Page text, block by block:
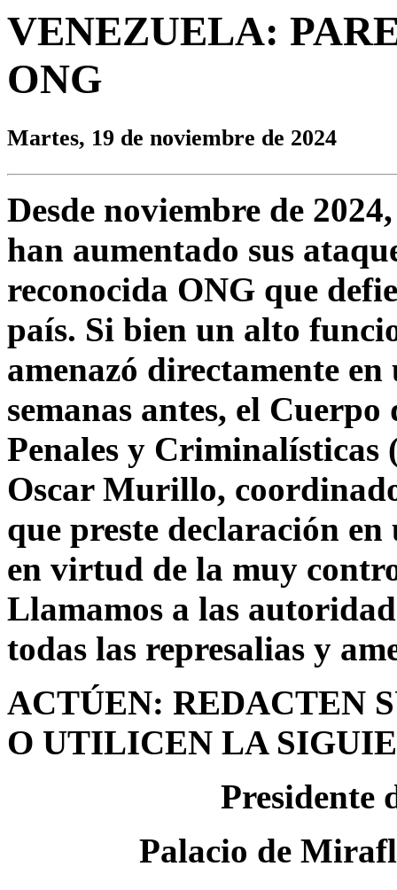
VENEZUELA:
ONG
Martes, 19 de noviembre de 2024
Desde noviembre de
han aumentado sus
reconocida ONG que
país. Si bien un alto
amenazó directamente
semanas antes, el
Penales y
Oscar Murillo,
que preste declaración
en virtud de la muy
Llamamos a las
todas las represalias y
ACTÚEN: REDACTEN
O UTILICEN LA
Presidente
Palacio de